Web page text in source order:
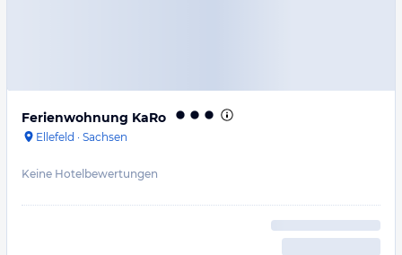
Ferienwohnung KaRo
Ellefeld · Sachsen
Keine Hotelbewertungen